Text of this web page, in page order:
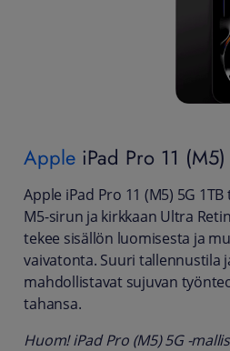
Apple iPad Pro 11
Apple iPad Pro 11 (M5) 5G
M5-sirun ja kirkkaan Ultra
tekee sisällön luomisesta ja
vaivatonta. Suuri tallennustila
mahdollistavat sujuvan
tahansa.
Huom! iPad Pro (M5) 5G -